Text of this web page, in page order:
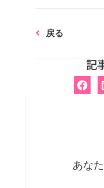
戻る
記
あな